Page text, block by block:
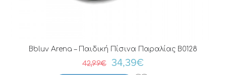
Bbluv Arena – Παιδική Πίσινα Παραλίας B0128
42,99€
34,39€